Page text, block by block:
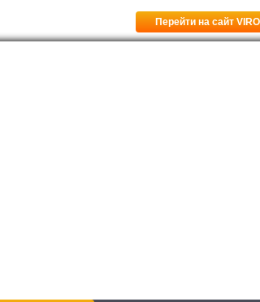
Перейти на сайт